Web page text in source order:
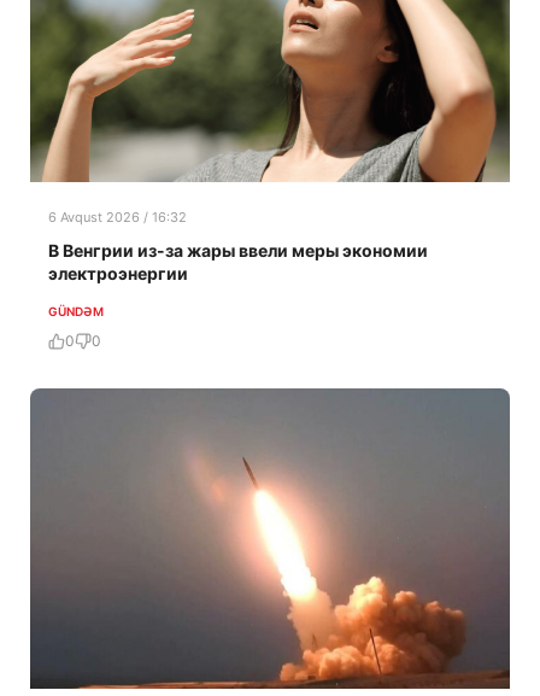
6 Avqust 2026 / 16:32
В Венгрии из-за жары ввели меры экономии
электроэнергии
GÜNDƏM
0 0